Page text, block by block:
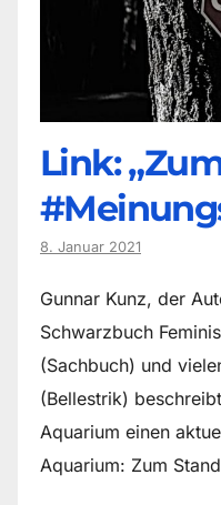
Link:
8. Januar 2021
Gunnar Kunz, der
Schwarzbuch
(Sachbuch) und
(Bellestrik)
Aquarium einen
Aquarium: Zum